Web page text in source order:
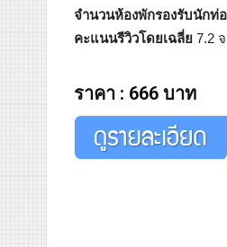
จำนวนห้องพักรองรับนักท่อ
คะแนนรีวิวโดยเฉลี่ย 7.2
ราคา : 666 บาท